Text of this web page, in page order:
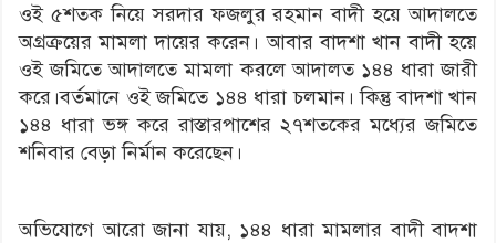
ওই ৫শতক নিয়ে সরদার ফজলুর রহমান বাদী হয়ে আদালতে
অগ্রক্রয়ের মামলা দায়ের করেন। আবার বাদশা খান বাদী হয়ে
ওই জমিতে আদালতে মামলা করলে আদালত ১৪৪ ধারা জারী
করে।বর্তমানে ওই জমিতে ১৪৪ ধারা চলমান। কিন্তু বাদশা খান
১৪৪ ধারা ভঙ্গ করে রাস্তারপাশের ২৭শতকের মধ্যের জমিতে
শনিবার বেড়া নির্মান করেছেন।
অভিযোগে আরো জানা যায়, ১৪৪ ধারা মামলার বাদী বাদশা